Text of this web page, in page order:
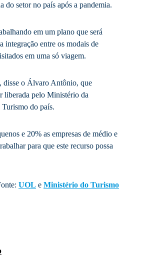
do setor no país após a pandemia.
em um plano que será
integração entre os modais de
em uma só viagem.
disse o Álvaro Antônio, que
liberada pelo Ministério da
Turismo do país.
e 20% as empresas de médio e
para que este recurso possa
UOL e Ministério do Turismo